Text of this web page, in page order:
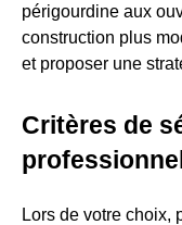
périgourdine aux
construction plus
et proposer une
Critères de
Lors de votre choix,